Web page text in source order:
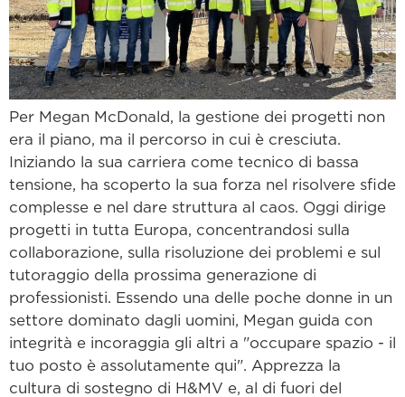
Per Megan McDonald, la gestione dei progetti non
era il piano, ma il percorso in cui è cresciuta.
Iniziando la sua carriera come tecnico di bassa
tensione, ha scoperto la sua forza nel risolvere sfide
complesse e nel dare struttura al caos. Oggi dirige
progetti in tutta Europa, concentrandosi sulla
collaborazione, sulla risoluzione dei problemi e sul
tutoraggio della prossima generazione di
professionisti. Essendo una delle poche donne in un
settore dominato dagli uomini, Megan guida con
integrità e incoraggia gli altri a "occupare spazio - il
tuo posto è assolutamente qui". Apprezza la
cultura di sostegno di H&MV e, al di fuori del